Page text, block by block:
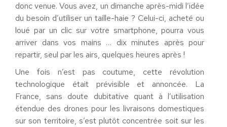
donc venue. Vous avez, un dimanche après-midi l’idée
du besoin d’utiliser un taille-haie ? Celui-ci, acheté ou
loué par un clic sur votre smartphone, pourra vous
arriver dans vos mains … dix minutes après pour
repartir, seul par les airs, quelques heures après !
Une fois n’est pas coutume, cette révolution
technologique était prévisible et annoncée. La
France, sans doute dubitative quant à l’utilisation
étendue des drones pour les livraisons domestiques
sur son territoire, s’est plutôt concentrée soit sur les